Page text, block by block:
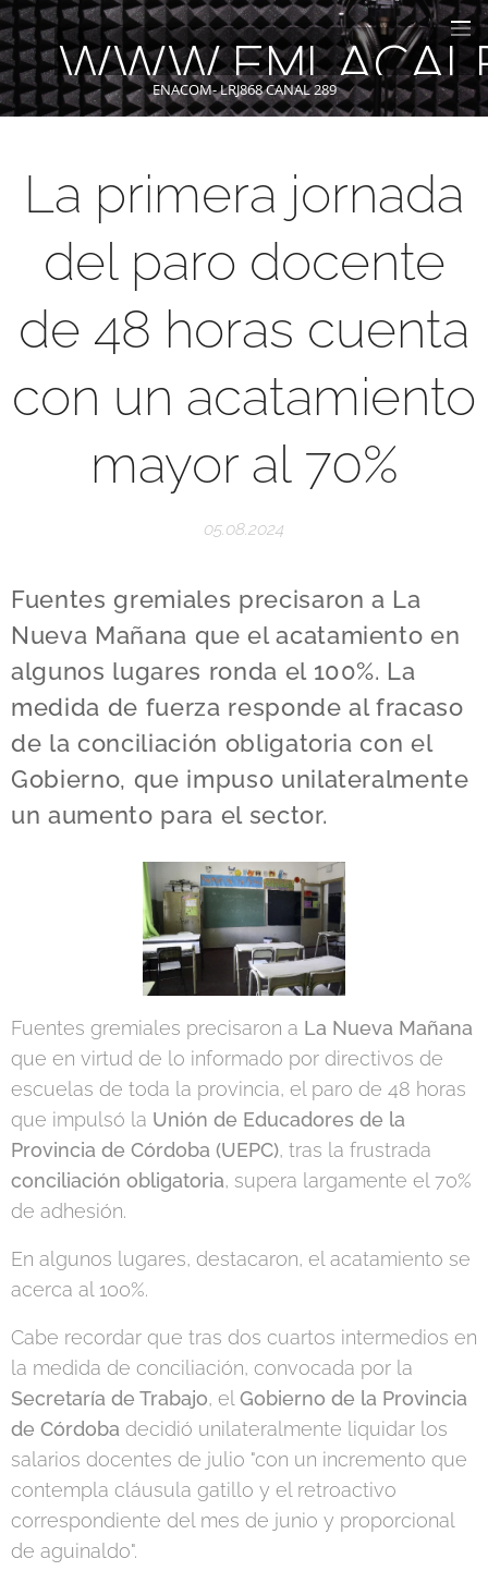
ENACOM- LRJ868 CANAL 289
La primera jornada
del paro docente
de 48 horas cuenta
con un acatamiento
mayor al 70%
05.08.2024
Fuentes gremiales precisaron a La
Nueva Mañana que el acatamiento en
algunos lugares ronda el 100%. La
medida de fuerza responde al fracaso
de la conciliación obligatoria con el
Gobierno, que impuso unilateralmente
un aumento para el sector.
Fuentes gremiales precisaron a La Nueva Mañana
que en virtud de lo informado por directivos de
escuelas de toda la provincia, el paro de 48 horas
que impulsó la Unión de Educadores de la
Provincia de Córdoba (UEPC), tras la frustrada
conciliación obligatoria, supera largamente el 70%
de adhesión.
En algunos lugares, destacaron, el acatamiento se
acerca al 100%.
Cabe recordar que tras dos cuartos intermedios en
la medida de conciliación, convocada por la
Secretaría de Trabajo, el Gobierno de la Provincia
de Córdoba decidió unilateralmente liquidar los
salarios docentes de julio "con un incremento que
contempla cláusula gatillo y el retroactivo
correspondiente del mes de junio y proporcional
de aguinaldo".